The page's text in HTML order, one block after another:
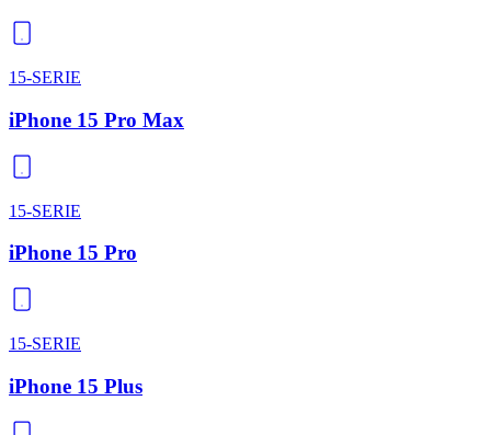
15-SERIE
iPhone 15 Pro Max
15-SERIE
iPhone 15 Pro
15-SERIE
iPhone 15 Plus